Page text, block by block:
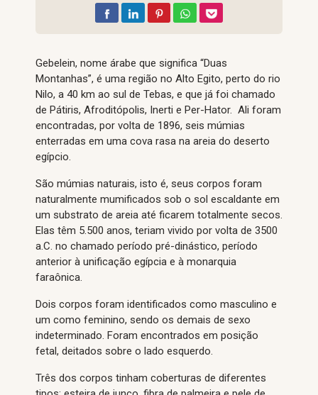
Gebelein, nome árabe que significa “Duas
Montanhas”, é uma região no Alto Egito, perto do rio
Nilo, a 40 km ao sul de Tebas, e que já foi chamado
de Pátiris, Afroditópolis, Inerti e Per-Hator. Ali foram
encontradas, por volta de 1896, seis múmias
enterradas em uma cova rasa na areia do deserto
egípcio.
São múmias naturais, isto é, seus corpos foram
naturalmente mumificados sob o sol escaldante em
um substrato de areia até ficarem totalmente secos.
Elas têm 5.500 anos, teriam vivido por volta de 3500
a.C. no chamado período pré-dinástico, período
anterior à unificação egípcia e à monarquia
faraônica.
Dois corpos foram identificados como masculino e
um como feminino, sendo os demais de sexo
indeterminado. Foram encontrados em posição
fetal, deitados sobre o lado esquerdo.
Três dos corpos tinham coberturas de diferentes